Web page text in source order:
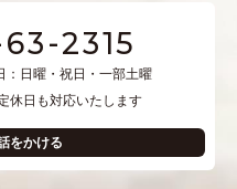
2315
：日曜・祝日・一部土曜
休日も対応いたします
をかける